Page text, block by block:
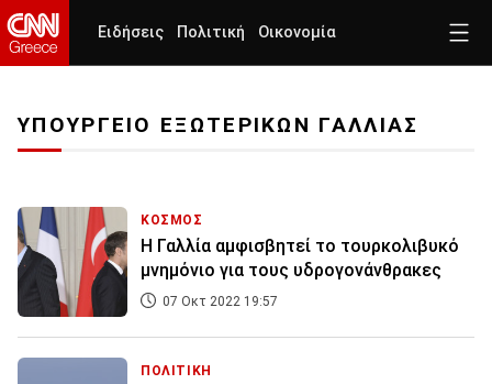
Ειδήσεις Πολιτική Οικονομία
ΥΠΟΥΡΓΕΙΟ ΕΞΩΤΕΡΙΚΩΝ ΓΑΛΛΙΑΣ
ΚΟΣΜΟΣ
H Γαλλία αμφισβητεί το τουρκολιβυκό
μνημόνιο για τους υδρογονάνθρακες
07 Οκτ 2022 19:57
ΠΟΛΙΤΙΚΗ